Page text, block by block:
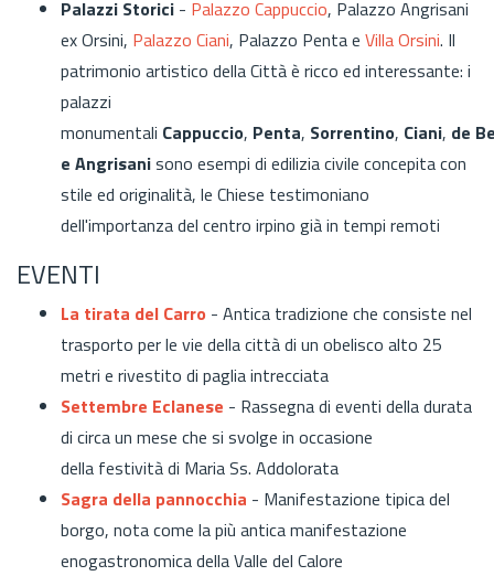
Palazzi Storici - Palazzo Cappuccio, Palazzo Angrisani
ex Orsini, Palazzo Ciani, Palazzo Penta e Villa Orsini. Il
patrimonio artistico della Città è ricco ed interessante: i
palazzi
monumentali Cappuccio, Penta, Sorrentino, Ciani, de
e Angrisanisono esempi di edilizia civile concepita con
stile ed originalità, le Chiese testimoniano
dell'importanza del centro irpino già in tempi remoti
EVENTI
La tirata del Carro - Antica tradizione che consiste nel
trasporto per le vie della città di un obelisco alto 25
metri e rivestito di paglia intrecciata
Settembre Eclanese - Rassegna di eventi della durata
di circa un mese che si svolge in occasione
della festività di Maria Ss. Addolorata
Sagra della pannocchia - Manifestazione tipica del
borgo, nota come la più antica manifestazione
enogastronomica della Valle del Calore